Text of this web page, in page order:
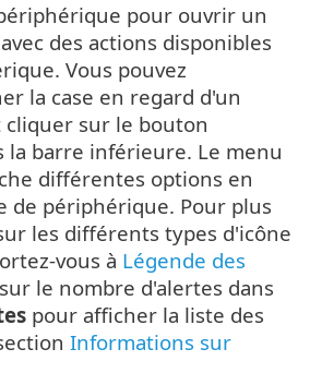
pour ouvrir un
des actions disponibles
Vous pouvez
la case en regard d'un
sur le bouton
la barre inférieure. Le menu
différentes options en
de périphérique. Pour plus
les différents types d'icône
vous à Légende des
le nombre d'alertes dans
pour afficher la liste des
Informations sur